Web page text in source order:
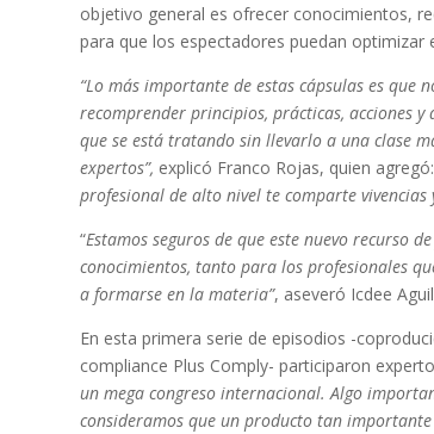
objetivo general es ofrecer conocimientos,
para que los espectadores puedan optimizar
“Lo más importante de estas cápsulas es que
recomprender principios, prácticas, acciones
que se está tratando sin llevarlo a una clase
expertos”, explicó Franco Rojas, quien agregó:
profesional de alto nivel te comparte vivencias
“Estamos seguros de que este nuevo recurso
conocimientos, tanto para los profesionales
a formarse en la materia”, aseveró Icdee
En esta primera serie de episodios -
compliance Plus Comply- participaron
un mega congreso internacional. Algo
consideramos que un producto tan